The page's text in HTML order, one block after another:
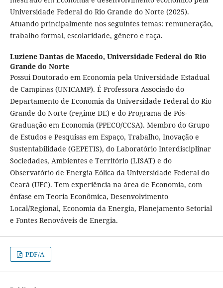
Universidade Federal do Rio Grande do Norte (2025).
Atuando principalmente nos seguintes temas: remuneração,
trabalho formal, escolaridade, gênero e raça.
Luziene Dantas de Macedo, Universidade Federal do Rio
Grande do Norte
Possui Doutorado em Economia pela Universidade Estadual
de Campinas (UNICAMP). É Professora Associado do
Departamento de Economia da Universidade Federal do Rio
Grande do Norte (regime DE) e do Programa de Pós-
Graduação em Economia (PPECO/CCSA). Membro do Grupo
de Estudos e Pesquisas em Espaço, Trabalho, Inovação e
Sustentabilidade (GEPETIS), do Laboratório Interdisciplinar
Sociedades, Ambientes e Território (LISAT) e do
Observatório de Energia Eólica da Universidade Federal do
Ceará (UFC). Tem experiência na área de Economia, com
ênfase em Teoria Econômica, Desenvolvimento
Local/Regional, Economia da Energia, Planejamento Setorial
e Fontes Renováveis de Energia.
PDF/A